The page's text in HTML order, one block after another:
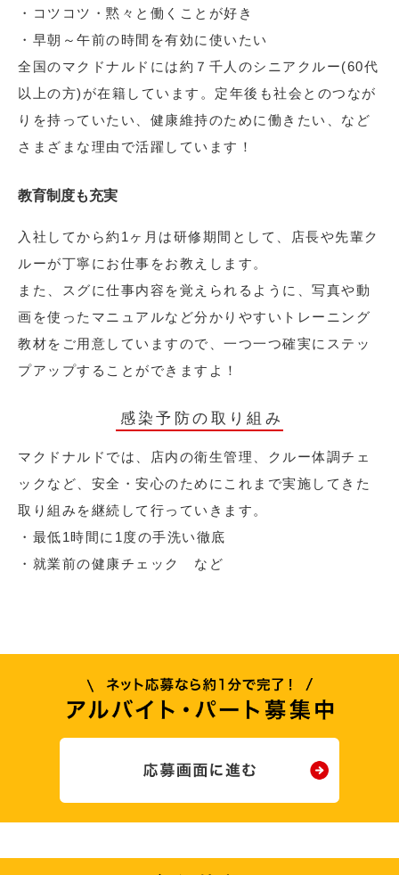
・コツコツ・黙々と働くことが好き
・早朝～午前の時間を有効に使いたい
全国のマクドナルドには約７千人のシニアクルー(60代
以上の方)が在籍しています。定年後も社会とのつなが
りを持っていたい、健康維持のために働きたい、など
さまざまな理由で活躍しています！
教育制度も充実
入社してから約1ヶ月は研修期間として、店長や先輩ク
ルーが丁寧にお仕事をお教えします。
また、スグに仕事内容を覚えられるように、写真や動
画を使ったマニュアルなど分かりやすいトレーニング
教材をご用意していますので、一つ一つ確実にステッ
プアップすることができますよ！
感染予防の取り組み
マクドナルドでは、店内の衛生管理、クルー体調チェ
ックなど、安全・安心のためにこれまで実施してきた
取り組みを継続して行っていきます。
・最低1時間に1度の手洗い徹底
・就業前の健康チェック など